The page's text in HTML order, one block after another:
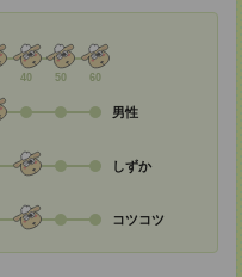
40 50 60
男性
しずか
コツコツ